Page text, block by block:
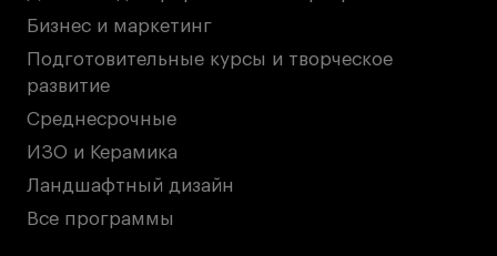
Britanka New Creatives
Fashion Summer
Проект с Microsoft
Подобрать программу
Бизнес и маркетинг
Подготовительные курсы и творческое
развитие
Среднесрочные
ИЗО и Керамика
Ландшафтный дизайн
Все программы